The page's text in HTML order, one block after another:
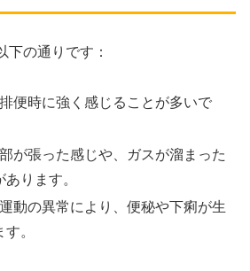
下の通りです：
便時に強く感じることが多いで
が張った感じや、ガスが溜まった
ります。
動の異常により、便秘や下痢が生
。